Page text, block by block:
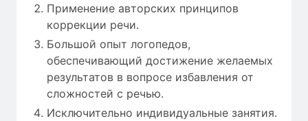
Применение авторских принципов
коррекции речи.
Большой опыт логопедов,
обеспечивающий достижение желаемых
результатов в вопросе избавления от
сложностей с речью.
Исключительно индивидуальные занятия.